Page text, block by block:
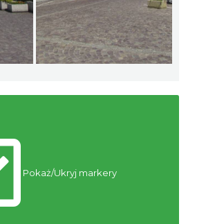
Pokaż/Ukryj markery